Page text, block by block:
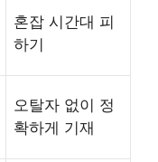
혼잡 시간대 피
하기
오탈자 없이 정
확하게 기재